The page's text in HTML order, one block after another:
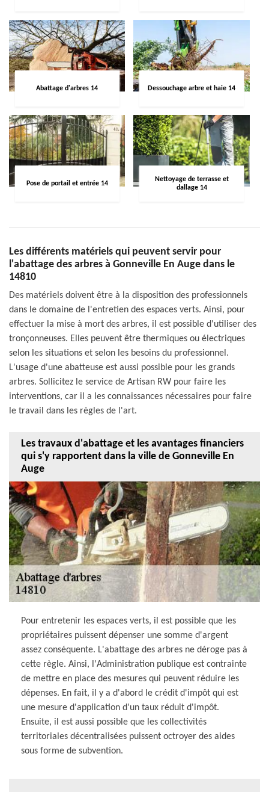
Abattage d'arbres 14 Dessouchage arbre et haie 14
Pose de portail et entrée 14
Nettoyage de terrasse et
dallage 14
Les différents matériels qui peuvent servir pour
l'abattage des arbres à Gonneville En Auge dans le
14810
Des matériels doivent être à la disposition des professionnels
dans le domaine de l'entretien des espaces verts. Ainsi, pour
effectuer la mise à mort des arbres, il est possible d'utiliser des
tronçonneuses. Elles peuvent être thermiques ou électriques
selon les situations et selon les besoins du professionnel.
L'usage d'une abatteuse est aussi possible pour les grands
arbres. Sollicitez le service de Artisan RW pour faire les
interventions, car il a les connaissances nécessaires pour faire
le travail dans les règles de l'art.
Les travaux d'abattage et les avantages financiers
qui s'y rapportent dans la ville de Gonneville En
Auge
Pour entretenir les espaces verts, il est possible que les
propriétaires puissent dépenser une somme d'argent
assez conséquente. L'abattage des arbres ne déroge pas à
cette règle. Ainsi, l'Administration publique est contrainte
de mettre en place des mesures qui peuvent réduire les
dépenses. En fait, il y a d'abord le crédit d'impôt qui est
une mesure d'application d'un taux réduit d'impôt.
Ensuite, il est aussi possible que les collectivités
territoriales décentralisées puissent octroyer des aides
sous forme de subvention.